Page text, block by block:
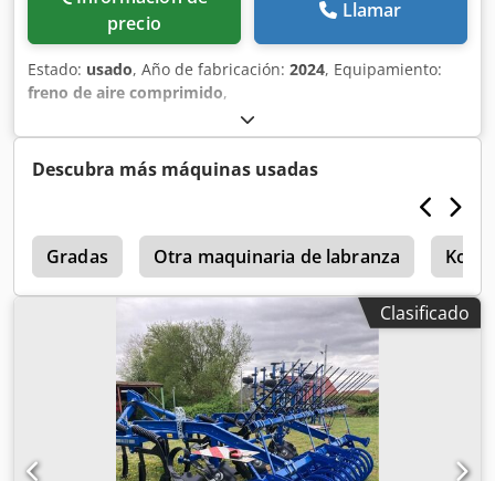
precio
Llamar
Estado: usado, Año de fabricación: 2024, Equipamiento:
freno de aire comprimido,
Descubra más máquinas usadas
Gradas Otra maquinaria de labranza
Clasificado